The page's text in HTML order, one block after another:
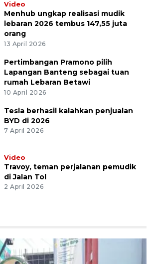
Video
Menhub ungkap realisasi mudik
lebaran 2026 tembus 147,55 juta
orang
13 April 2026
Pertimbangan Pramono pilih
Lapangan Banteng sebagai tuan
rumah Lebaran Betawi
10 April 2026
Tesla berhasil kalahkan penjualan
BYD di 2026
7 April 2026
Video
Travoy, teman perjalanan pemudik
di Jalan Tol
2 April 2026